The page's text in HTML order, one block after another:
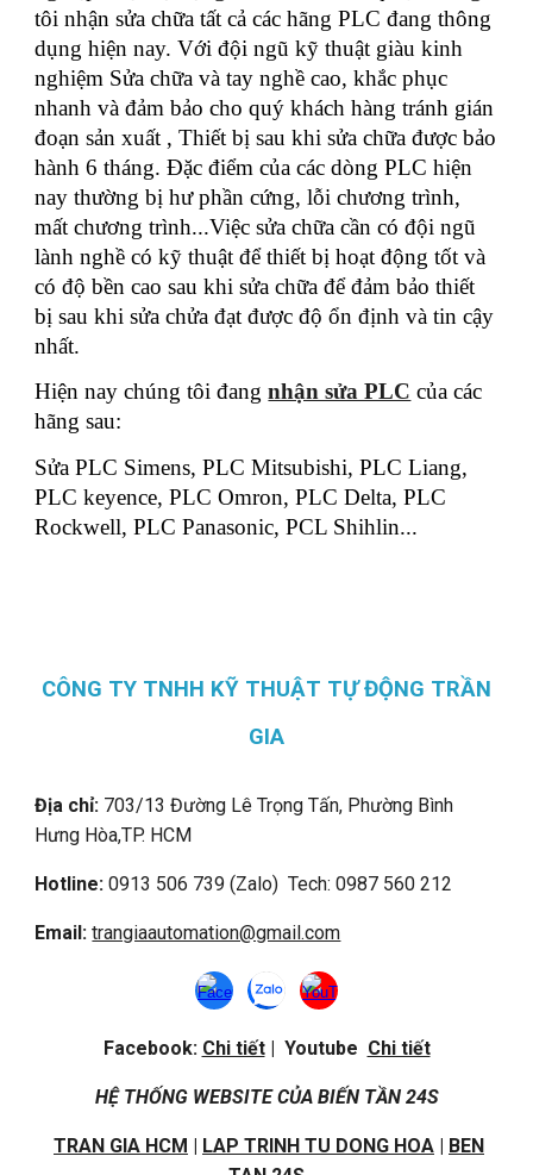
tôi nhận sửa chữa tất cả các hãng PLC đang thông
dụng hiện nay. Với đội ngũ kỹ thuật giàu kinh
nghiệm Sửa chữa và tay nghề cao, khắc phục
nhanh và đảm bảo cho quý khách hàng tránh gián
đoạn sản xuất , Thiết bị sau khi sửa chữa được bảo
hành 6 tháng. Đặc điểm của các dòng PLC hiện
nay thường bị hư phần cứng, lỗi chương trình,
mất chương trình...Việc sửa chữa cần có đội ngũ
lành nghề có kỹ thuật để thiết bị hoạt động tốt và
có độ bền cao sau khi sửa chữa để đảm bảo thiết
bị sau khi sửa chửa đạt được độ ổn định và tin cậy
nhất.
Hiện nay chúng tôi đangnhận sửa PLC của các
hãng sau:
Sửa PLC Simens, PLC Mitsubishi, PLC Liang,
PLC keyence, PLC Omron, PLC Delta, PLC
Rockwell, PLC Panasonic, PCL Shihlin...
CÔNG TY TNHH KỸ THUẬT TỰ ĐỘNG TRẦN
GIA
Địa chỉ: 703/13 Đường Lê Trọng Tấn, Phường Bình
Hưng Hòa,TP. HCM
Hotline: 0913 506 739 (Zalo) Tech: 0987 560 212
Email:trangiaautomation@gmail.com
Facebook: Chi tiết| Youtube Chi tiết
HỆ THỐNG WEBSITE CỦA BIẾN TẦN 24S
TRAN GIA HCM | LAP TRINH TU DONG HOA | BEN